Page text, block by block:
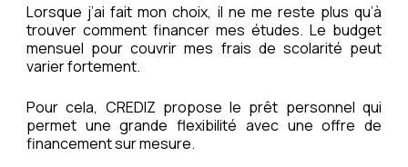
Lorsque j’ai fait mon choix, il ne me reste plus qu’à
trouver comment financer mes études. Le budget
mensuel pour couvrir mes frais de scolarité peut
varier fortement.
Pour cela, CREDIZ propose le prêt personnel qui
permet une grande flexibilité avec une offre de
financement sur mesure.